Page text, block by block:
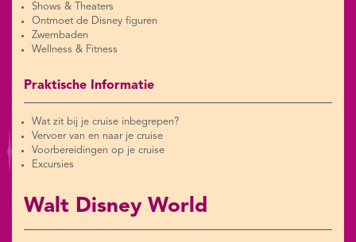
Shows & Theaters
Ontmoet de Disney figuren
Zwembaden
Wellness & Fitness
Praktische Informatie
Wat zit bij je cruise inbegrepen?
Vervoer van en naar je cruise
Voorbereidingen op je cruise
Excursies
Walt Disney World